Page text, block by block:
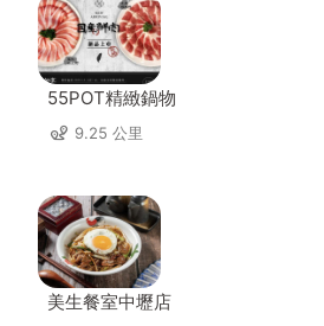
55POT精緻鍋物
9.25 公里
美生餐室中壢店